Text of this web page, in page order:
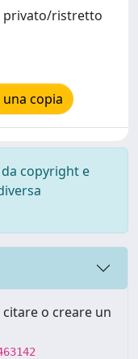
privato/ristretto
una copia
copyright e
o creare un